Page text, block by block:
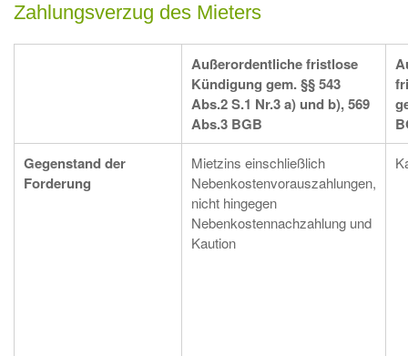
Zahlungsverzug des Mieters
Außerordentliche fristlose
Kündigung gem. §§ 543
Abs.2 S.1 Nr.3 a) und b), 569
Abs.3 BGB
Gegenstand der
Forderung
Mietzins einschließlich
Nebenkostenvorauszahlungen,
nicht hingegen
Nebenkostennachzahlung und
Kaution